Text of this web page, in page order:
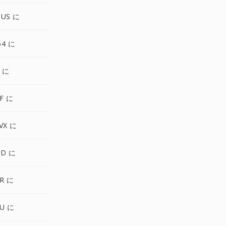
に
に
に
に
に
に
に